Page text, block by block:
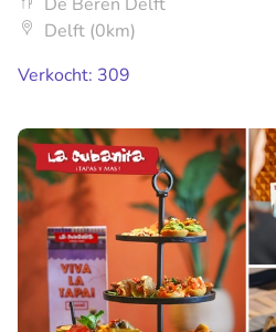
Delft (0km)
Verkocht: 309